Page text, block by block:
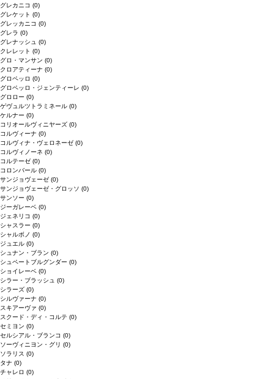
グレカニコ (0)
グレケット (0)
グレッカニコ (0)
グレラ (0)
グレナッシュ (0)
クレレット (0)
グロ・マンサン (0)
クロアティーナ (0)
グロペッロ (0)
グロペッロ・ジェンティーレ (0)
グロロー (0)
ゲヴュルツトラミネール (0)
ケルナー (0)
コリオールヴィニヤーズ (0)
コルヴィーナ (0)
コルヴィナ・ヴェロネーゼ (0)
コルヴィノーネ (0)
コルテーゼ (0)
コロンバール (0)
サンジョヴェーゼ (0)
サンジョヴェーゼ・グロッソ (0)
サンソー (0)
ジーガレーベ (0)
ジェネリコ (0)
シャスラー (0)
シャルボノ (0)
ジュエル (0)
シュナン・ブラン (0)
シュペートブルグンダー (0)
ショイレーベ (0)
シラー・ブラッシュ (0)
シラーズ (0)
シルヴァーナ (0)
スキアーヴァ (0)
スクード・ディ・コルテ (0)
セミヨン (0)
セルシアル・ブランコ (0)
ソーヴィニヨン・グリ (0)
ソラリス (0)
タナ (0)
チャレロ (0)